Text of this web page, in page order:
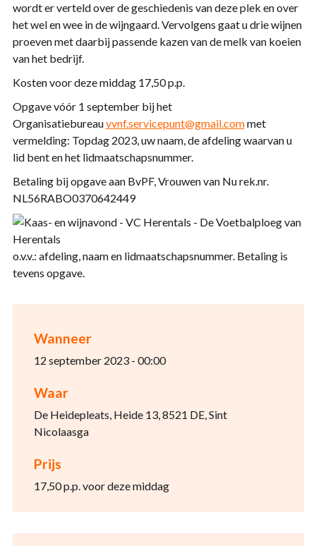
Wanneer
12 september 2023 - 00:00
Waar
De Heidepleats, Heide 13, 8521 DE, Sint
Nicolaasga
Prijs
17,50 p.p. voor deze middag
wordt er verteld over de geschiedenis van deze plek en over
het wel en wee in de wijngaard. Vervolgens gaat u drie wijnen
proeven met daarbij passende kazen van de melk van koeien
van het bedrijf.
Kosten voor deze middag 17,50 p.p.
Opgave vóór 1 september bij het
Organisatiebureauvvnf.servicepunt@gmail.commet
vermelding: Topdag 2023, uw naam, de afdeling waarvan u
lid bent en het lidmaatschapsnummer.
Betaling bij opgave aan BvPF, Vrouwen van Nu rek.nr.
NL56RABO0370642449
o.v.v.: afdeling, naam en lidmaatschapsnummer. Betaling is
tevens opgave.